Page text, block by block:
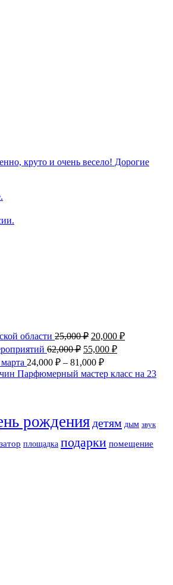
области 25,000₽ 20,000 ₽
62,000₽ 55,000 ₽
24,000 ₽ – 81,000 ₽
Парфюмерный мастер класс на 23
рождения детям дым звук
площадка подарки помещение